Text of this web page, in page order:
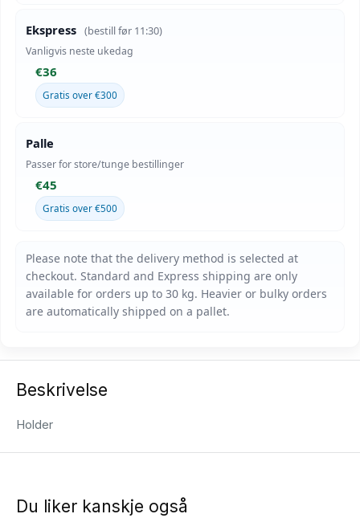
Ekspress (bestill før 11:30)
Vanligvis neste ukedag
€36
Gratis over €300
Palle
Passer for store/tunge bestillinger
€45
Gratis over €500
Beskrivelse
Holder
Du liker kanskje også